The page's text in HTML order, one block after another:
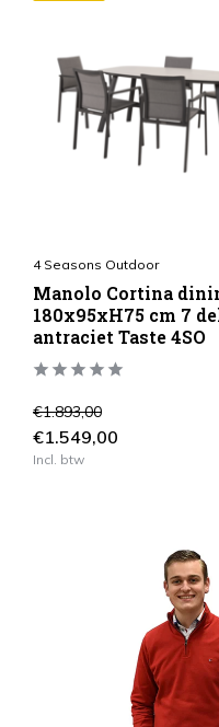
4 Seasons Outdoor
Manolo Cortina
180x95xH75 cm 7
antraciet Taste 4SO
€1.893,00
€1.549,00
Incl. btw